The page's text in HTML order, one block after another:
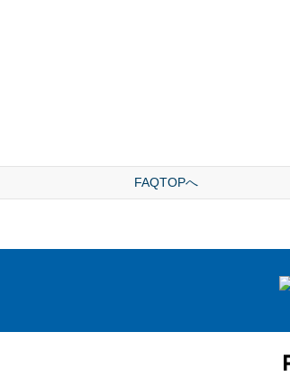
FAQTOPへ